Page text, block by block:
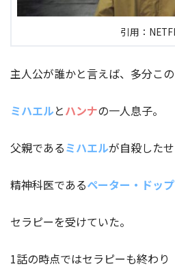
引用：
主人公が誰かと言えば、多分この
ミハエルとハンナの一人息子。
父親であるミハエルが自殺したせ
精神科医であるペーター・ドッ
セラピーを受けていた。
1話の時点ではセラピーも終わり